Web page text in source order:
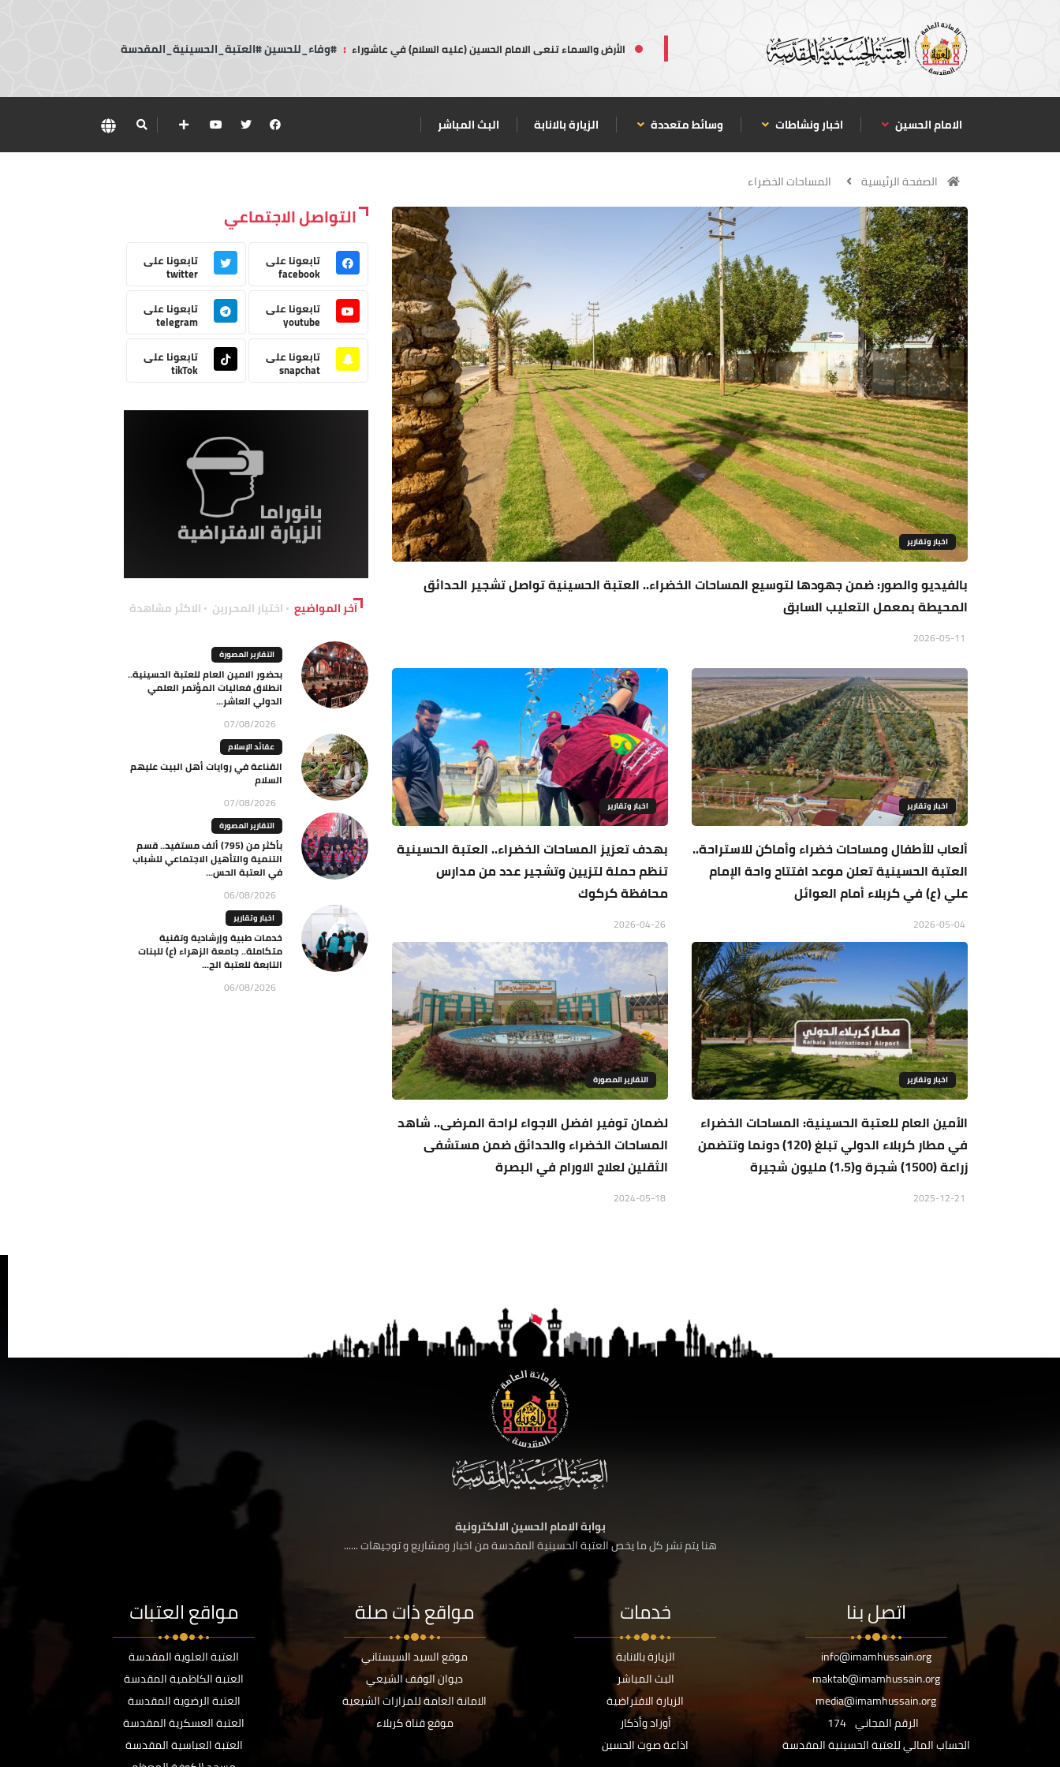
الأرض والسماء تنعى الامام الحسين (عليه السلام) في عاشوراء : #وفاء_للحسين #العتبة_الحسينية_المقدسة
الامام الحسين اخبار ونشاطات وسائط متعددة الزيارة بالانابة البث المباشر
الصفحة الرئيسية المساحات الخضراء
اخبار وتقارير
بالفيديو والصور: ضمن جهودها لتوسيع المساحات الخضراء.. العتبة الحسينية تواصل تشجير الحدائق
المحيطة بمعمل التعليب السابق
اخبار وتقارير
ألعاب للأطفال ومساحات خضراء وأماكن للاستراحة..
العتبة الحسينية تعلن موعد افتتاح واحة الإمام
علي (ع) في كربلاء أمام العوائل
اخبار وتقارير
بهدف تعزيز المساحات الخضراء.. العتبة الحسينية
تنظم حملة لتزيين وتشجير عدد من مدارس
محافظة كركوك
اخبار وتقارير
الأمين العام للعتبة الحسينية: المساحات الخضراء
في مطار كربلاء الدولي تبلغ (120) دونما وتتضمن
زراعة (1500) شجرة و(1.5) مليون شجيرة
التقارير المصورة
لضمان توفير افضل الاجواء لراحة المرضى.. شاهد
المساحات الخضراء والحدائق ضمن مستشفى
الثقلين لعلاج الاورام في البصرة
التواصل الاجتماعي
تابعونا على
facebook
تابعونا على
twitter
تابعونا على
youtube
تابعونا على
telegram
تابعونا على
snapchat
تابعونا على
tikTok
آخر المواضيع اختيار المحررين الاكثر مشاهدة
التقارير المصورة
بحضور الامين العام للعتبة الحسينية..
انطلاق فعاليات المؤتمر العلمي
الدولي العاشر...
07/08/2026
عقائد الإسلام
القناعة في روايات أهل البيت عليهم
السلام
07/08/2026
التقارير المصورة
بأكثر من (795) ألف مستفيد.. قسم
التنمية والتأهيل الاجتماعي للشباب
في العتبة الحس...
06/08/2026
اخبار وتقارير
خدمات طبية وإرشادية وتقنية
متكاملة.. جامعة الزهراء (ع) للبنات
التابعة للعتبة الح...
06/08/2026
بوابة الامام الحسين الالكترونية
هنا يتم نشر كل ما يخص العتبة الحسينية المقدسة من اخبار ومشاريع و توجيهات ......
اتصل بنا
info@imamhussain.org
maktab@imamhussain.org
media@imamhussain.org
الرقم المجاني 174
الحساب المالي للعتبة الحسينية المقدسة
خدمات
الزيارة بالانابة
البث المباشر
الزيارة الافتراضية
أوراد وأذكار
اذاعة صوت الحسين
مواقع ذات صلة
موقع السيد السيستاني
ديوان الوقف الشيعي
الامانة العامة للمزارات الشيعية
موقع قناة كربلاء
مواقع العتبات
العتبة العلوية المقدسة
العتبة الكاظمية المقدسة
العتبة الرضوية المقدسة
العتبة العسكرية المقدسة
العتبة العباسية المقدسة